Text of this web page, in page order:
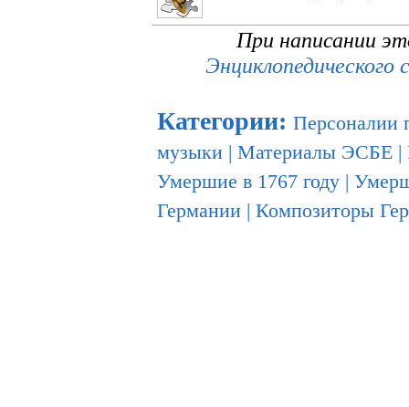
При написании
Энциклопедического
Категории: Персоналии
музыки | Материалы ЭСБЕ |
Умершие в 1767 году |
Германии | Композиторы